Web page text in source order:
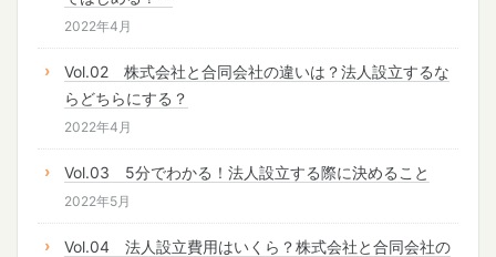
2022年4月
Vol.02 株式会社と合同会社の違いは？法人設立するな
らどちらにする？
2022年4月
Vol.03 5分でわかる！法人設立する際に決めること
2022年5月
Vol.04 法人設立費用はいくら？株式会社と合同会社の